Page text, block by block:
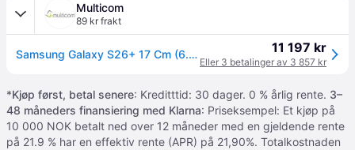
Multicom
89 kr frakt
Samsung Galaxy S26+ 17 Cm (6.7") Dual (SM-S947BLBDEUE) 11 197 kr
Eller 3 betalinger av 3 857 kr
*Kjøp først, betal senere: Kreditttid: 30 dager. 0 % årlig rente. 3–
48 måneders finansiering med Klarna: Priseksempel: Et kjøp på
10 000 NOK betalt ned over 12 måneder med en gjeldende rente
på 21.9 % har en effektiv rente (APR) på 21,90%. Totalkostnaden